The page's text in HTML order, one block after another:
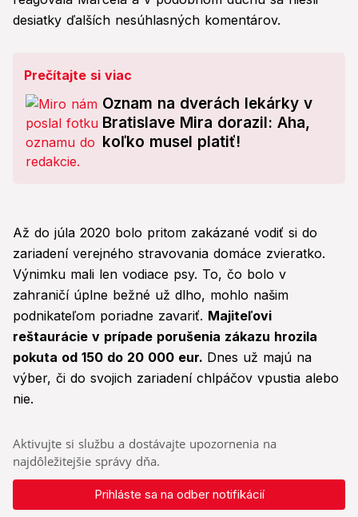
desiatky ďalších nesúhlasných komentárov.
Prečítajte si viac
Oznam na dverách lekárky v
Bratislave Mira dorazil: Aha,
koľko musel platiť!
Až do júla 2020 bolo pritom zakázané vodiť si do
zariadení verejného stravovania domáce zvieratko.
Výnimku mali len vodiace psy. To, čo bolo v
zahraničí úplne bežné už dlho, mohlo našim
podnikateľom poriadne zavariť. Majiteľovi
reštaurácie v prípade porušenia zákazu hrozila
pokuta od 150 do 20 000 eur. Dnes už majú na
výber, či do svojich zariadení chlpáčov vpustia alebo
nie.
Aktivujte si službu a dostávajte upozornenia na
najdôležitejšie správy dňa.
Prihláste sa na odber notifikácií